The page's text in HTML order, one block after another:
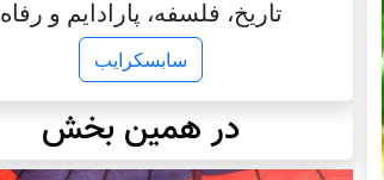
تاریخ، فلسفه، پارادایم و رفاه
سابسکرایب
در همین بخش